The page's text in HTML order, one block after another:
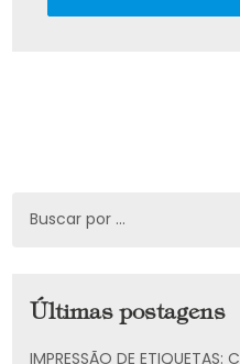
Últimas postagens
IMPRESSÃO DE ETIQUETAS: COMO ESCOLHER A GRÁFICA